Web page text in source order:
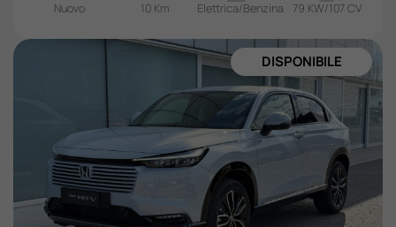
Nuovo 10 Km Elettrica/Benzina 79 KW/107 CV
NUOVA